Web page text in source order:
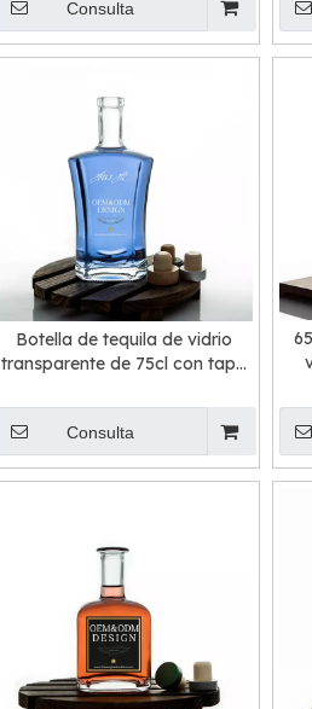
Consulta
Botella de tequila de vidrio
transparente de 75cl con tapa
Consulta